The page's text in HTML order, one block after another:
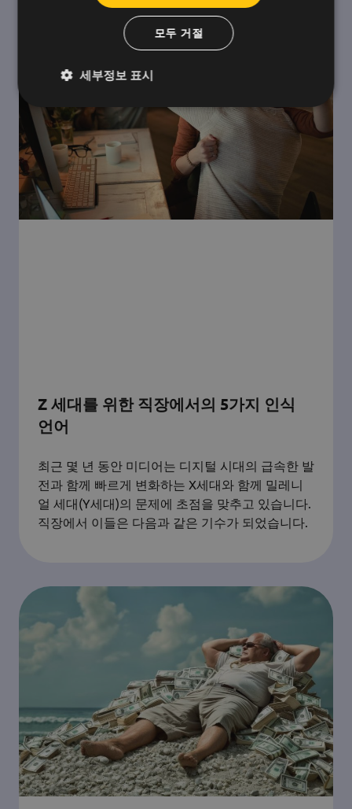
Z 세대를 위한 직장에서의 5가지 인식
언어
최근 몇 년 동안 미디어는 디지털 시대의 급속한 발
전과 함께 빠르게 변화하는 X세대와 함께 밀레니
얼 세대(Y세대)의 문제에 초점을 맞추고 있습니다.
직장에서 이들은 다음과 같은 기수가 되었습니다.
모두 거절
세부정보 표시